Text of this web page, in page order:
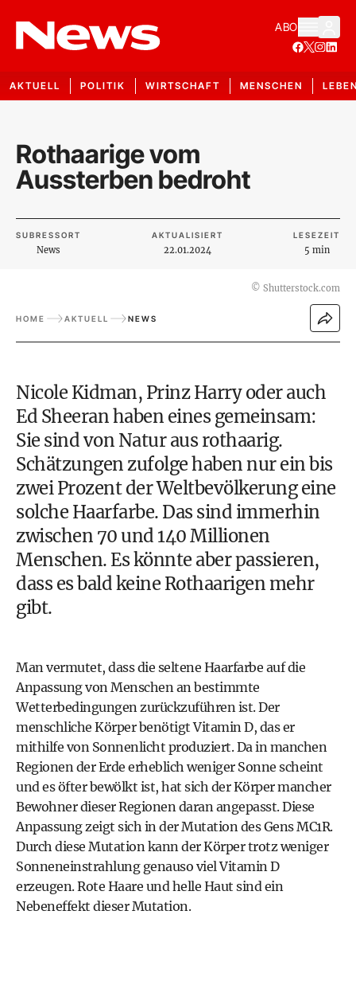
ABO
AKTUELL POLITIK WIRTSCHAFT MENSCHEN
Rothaarige vom
Aussterben bedroht
SUBRESSORT
News
AKTUALISIERT
22.01.2024
LESEZEIT
5 min
© Shutterstock.com
HOME AKTUELL NEWS
Nicole Kidman, Prinz Harryoder auch
Ed Sheeranhaben eines gemeinsam:
Sie sind von Natur aus rothaarig.
Schätzungen zufolge haben nur ein bis
zwei Prozent der Weltbevölkerung eine
solche Haarfarbe. Das sind immerhin
zwischen 70 und 140 Millionen
Menschen. Es könnte aber passieren,
dass es bald keine Rothaarigen mehr
gibt.
Man vermutet, dass die seltene Haarfarbe auf die
Anpassung von Menschen an bestimmte
Wetterbedingungen zurückzuführen ist. Der
menschliche Körper benötigt Vitamin D, das er
mithilfe von Sonnenlicht produziert. Da in manchen
Regionen der Erde erheblich weniger Sonne scheint
und es öfter bewölkt ist, hat sich der Körper mancher
Bewohner dieser Regionen daran angepasst. Diese
Anpassung zeigt sich in der Mutation des Gens MC1R.
Durch diese Mutation kann der Körper trotz weniger
Sonneneinstrahlung genauso viel Vitamin D
erzeugen. Rote Haare und helle Haut sind ein
Nebeneffekt dieser Mutation.